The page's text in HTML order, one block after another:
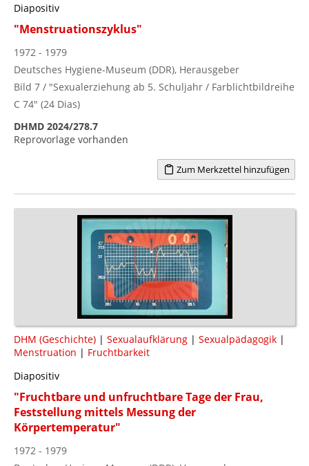
Diapositiv
"Menstruationszyklus"
1972 - 1979
Deutsches Hygiene-Museum (DDR), Herausgeber
Bild 7 / "Sexualerziehung ab 5. Schuljahr / Farblichtbildreihe
C 74" (24 Dias)
DHMD 2024/278.7
Reprovorlage vorhanden
Zum Merkzettel hinzufügen
DHM (Geschichte) | Sexualaufklärung | Sexualpädagogik |
Menstruation | Fruchtbarkeit
Diapositiv
"Fruchtbare und unfruchtbare Tage der Frau,
Feststellung mittels Messung der
Körpertemperatur"
1972 - 1979